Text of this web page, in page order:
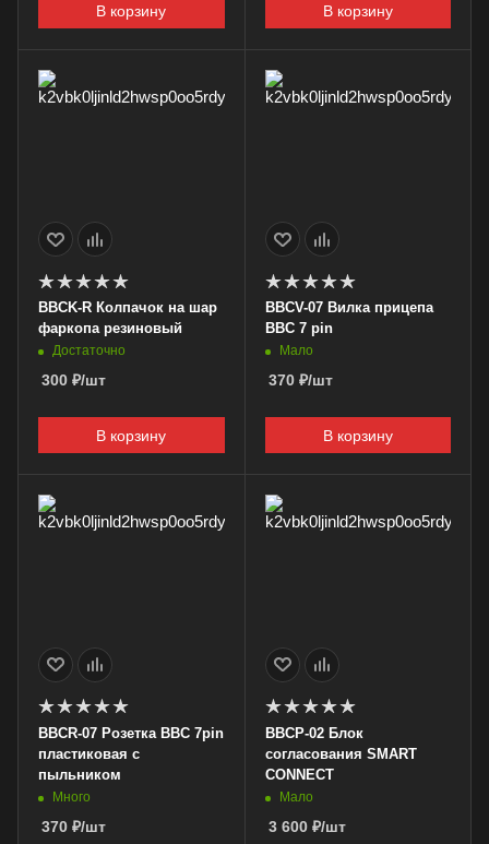
В корзину В корзину
BBCK-R Колпачок на шар
фаркопа резиновый
Достаточно
300 ₽/шт
В корзину
BBCV-07 Вилка прицепа
BBC 7 pin
Мало
370₽/шт
В корзину
BBCR-07 Розетка BBC 7pin
пластиковая с
пыльником
Много
370 ₽/шт
BBCP-02 Блок
согласования SMART
CONNECT
Мало
3 600₽/шт